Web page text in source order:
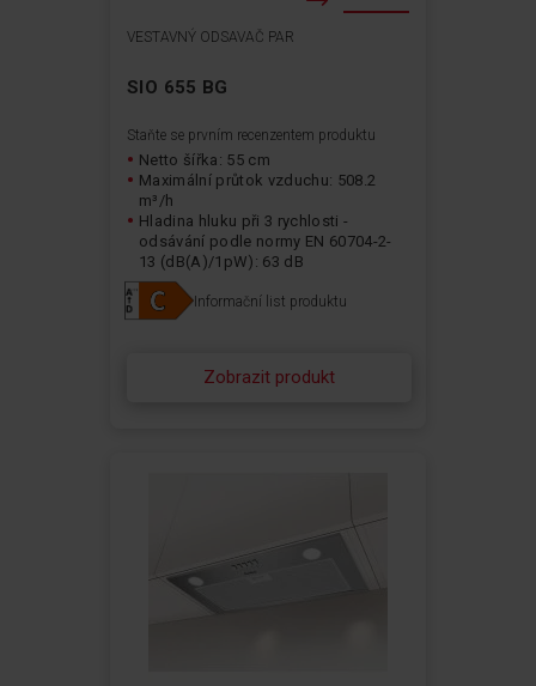
VESTAVNÝ ODSAVAČ PAR
SIO 655 BG
Zobrazit produkt
Staňte se prvním recenzentem produktu
Netto šířka: 55 cm
Maximální průtok vzduchu: 508.2
m³/h
Hladina hluku při 3 rychlosti -
odsávání podle normy EN 60704-2-
13 (dB(A)/1pW): 63 dB
Ovládání: Touchless® – Ovládání
gesty
Typ osvětlení: LED pásek
Informační list produktu